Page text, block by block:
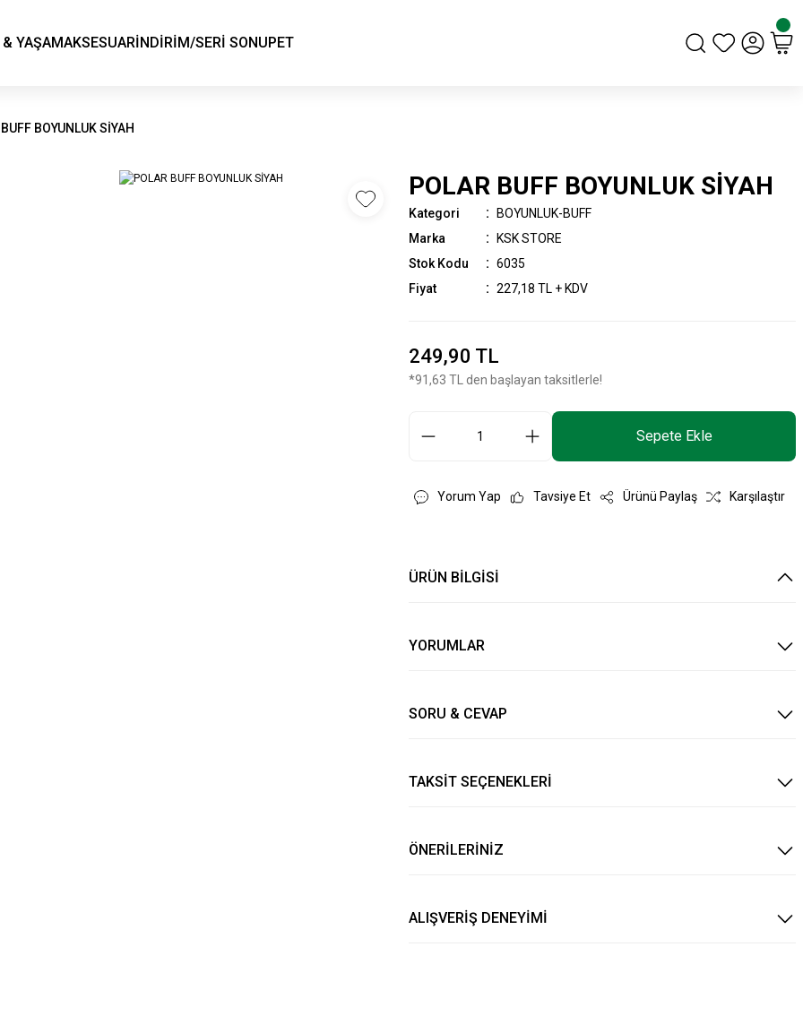
& YAŞAMAKSESUARİNDİRİM/SERİ SONUPET
BOYUNLUK SİYAH
POLAR BUFF BOYUNLUK SİYAH
Kategori
BOYUNLUK-BUFF
Marka
KSK STORE
Stok Kodu
6035
Fiyat
227,18 TL + KDV
249,90 TL
*91,63 TL den başlayan taksitlerle!
Sepete Ekle
Yorum Yap Tavsiye Et Ürünü Paylaş Karşılaştır
ÜRÜN BİLGİSİ
YORUMLAR
SORU & CEVAP
TAKSİT SEÇENEKLERİ
ÖNERİLERİNİZ
ALIŞVERİŞ DENEYİMİ